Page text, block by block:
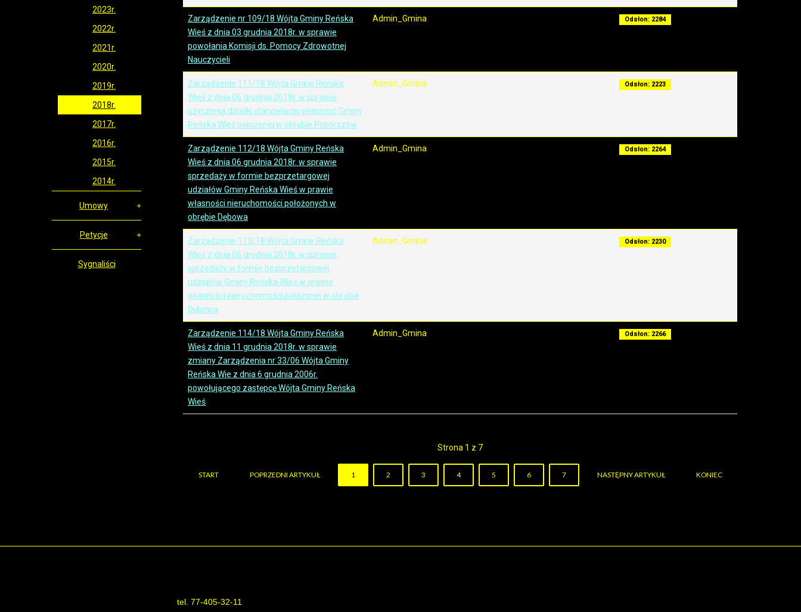
Zarządzenie nr 109/18 Wójta Gminy Reńska
Wieś z dnia 03 grudnia 2018r. w sprawie
powołania Komisji ds. Pomocy Zdrowotnej
Nauczycieli
Admin_Gmina Odsłon: 2284
Zarządzenie 111/18 Wójta Gminy Reńska
Wieś z dnia 06 grudnia 2018r. w sprawie
użyczenia działki stanowiącej własnosć Gminy
Reńska Wieś położonej w obrębie Poborszów
Admin_Gmina Odsłon: 2223
Zarządzenie 112/18 Wójta Gminy Reńska
Wieś z dnia 06 grudnia 2018r. w sprawie
sprzedaży w formie bezprzetargowej
udziałów Gminy Reńska Wieś w prawie
własności nieruchomości położonych w
obrębie Dębowa
Admin_Gmina Odsłon: 2264
Zarządzenie 113/18 Wójta Gminy Reńska
Wieś z dnia 06 grudnia 2018r. w sprawie
sprzedaży w formie bezprzetargowej
udziałów Gminy Reńska Wieś w prawie
własności nieruchomości położonej w obrębie
Dębowa
Admin_Gmina Odsłon: 2230
Zarządzenie 114/18 Wójta Gminy Reńska
Wieś z dnia 11 grudnia 2018r. w sprawie
zmiany Zarządzenia nr 33/06 Wójta Gminy
Reńska Wie z dnia 6 grudnia 2006r.
powołującego zastępcę Wójta Gminy Reńska
Wieś
Admin_Gmina Odsłon: 2266
Strona 1 z 7
START POPRZEDNI ARTYKUŁ 1 2 3 4 5 6 7 NASTĘPNY ARTYKUŁ KONIEC
2023r.
2022r.
2021r.
2020r.
2019r.
2018r.
2017r.
2016r.
2015r.
2014r.
Umowy
Petycje
Sygnaliści
tel. 77-405-32-11